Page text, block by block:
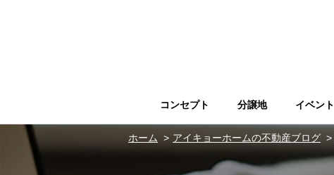
コンセプト 分譲地 イベント
ホーム アイキョーホームの不動産ブログ